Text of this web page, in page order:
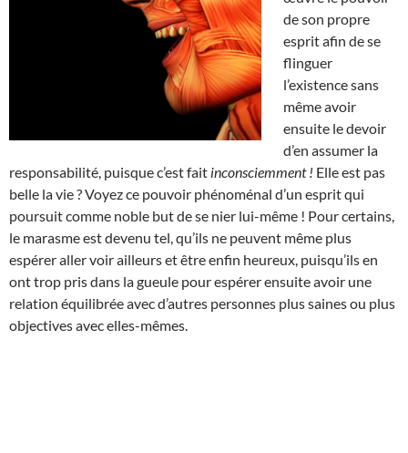
de son propre
esprit afin de se
flinguer
l’existence sans
même avoir
ensuite le devoir
d’en assumer la
responsabilité, puisque c’est fait inconsciemment ! Elle est pas
belle la vie ? Voyez ce pouvoir phénoménal d’un esprit qui
poursuit comme noble but de se nier lui-même ! Pour certains,
le marasme est devenu tel, qu’ils ne peuvent même plus
espérer aller voir ailleurs et être enfin heureux, puisqu’ils en
ont trop pris dans la gueule pour espérer ensuite avoir une
relation équilibrée avec d’autres personnes plus saines ou plus
objectives avec elles-mêmes.